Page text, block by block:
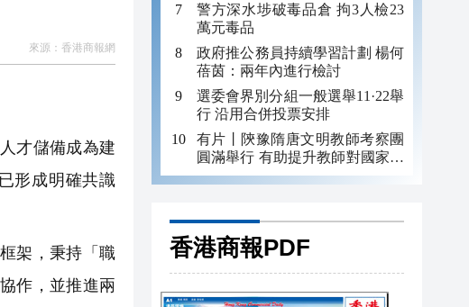
來源： 香港商報網
才儲備成為建
形成明確共識
架，秉持「職
作，並推進兩
警方深水埗破毒品倉 拘3人檢23
萬元毒品
政府推公務員持續學習計劃 楊何
蓓茵：兩年內進行檢討
選委會界別分組一般選舉11·22舉
行 沿用合併投票安排
有片丨陝豫隋唐文明教師考察團
圓滿舉行 有助提升教師對國家的
認識
香港商報PDF